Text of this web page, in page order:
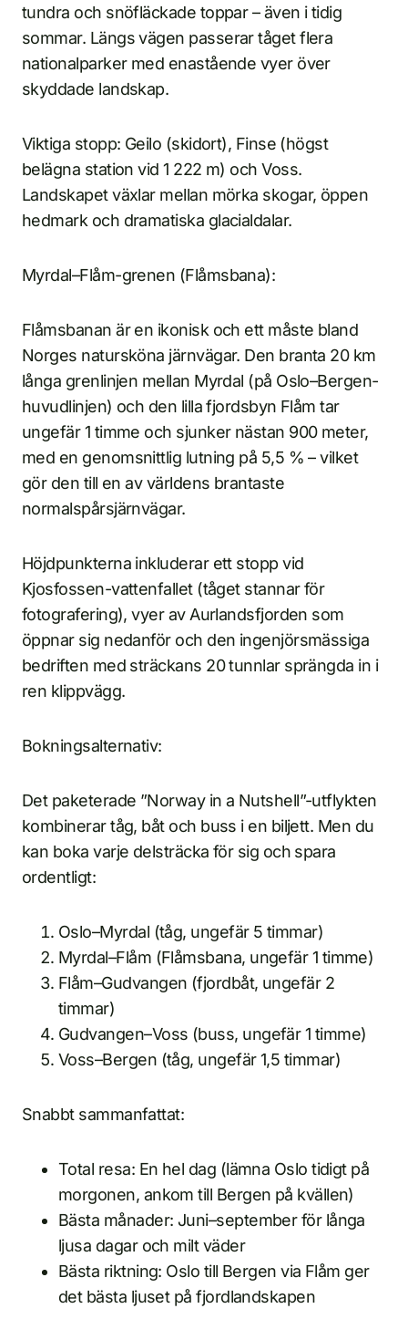
tundra och snöfläckade toppar – även i tidig
sommar. Längs vägen passerar tåget flera
nationalparker med enastående vyer över
skyddade landskap.
Viktiga stopp: Geilo (skidort), Finse (högst
belägna station vid 1 222 m) och Voss.
Landskapet växlar mellan mörka skogar, öppen
hedmark och dramatiska glacialdalar.
Myrdal–Flåm-grenen (Flåmsbana):
Flåmsbanan är en ikonisk och ett måste bland
Norges natursköna järnvägar. Den branta 20 km
långa grenlinjen mellan Myrdal (på Oslo–Bergen-
huvudlinjen) och den lilla fjordsbyn Flåm tar
ungefär 1 timme och sjunker nästan 900 meter,
med en genomsnittlig lutning på 5,5 % – vilket
gör den till en av världens brantaste
normalspårsjärnvägar.
Höjdpunkterna inkluderar ett stopp vid
Kjosfossen-vattenfallet (tåget stannar för
fotografering), vyer av Aurlandsfjorden som
öppnar sig nedanför och den ingenjörsmässiga
bedriften med sträckans 20 tunnlar sprängda in i
ren klippvägg.
Bokningsalternativ:
Det paketerade ”Norway in a Nutshell”-utflykten
kombinerar tåg, båt och buss i en biljett. Men du
kan boka varje delsträcka för sig och spara
ordentligt:
Oslo–Myrdal (tåg, ungefär 5 timmar)
Myrdal–Flåm (Flåmsbana, ungefär 1 timme)
Flåm–Gudvangen (fjordbåt, ungefär 2
timmar)
Gudvangen–Voss (buss, ungefär 1 timme)
Voss–Bergen (tåg, ungefär 1,5 timmar)
Snabbt sammanfattat:
Total resa: En hel dag (lämna Oslo tidigt på
morgonen, ankom till Bergen på kvällen)
Bästa månader: Juni–september för långa
ljusa dagar och milt väder
Bästa riktning: Oslo till Bergen via Flåm ger
det bästa ljuset på fjordlandskapen